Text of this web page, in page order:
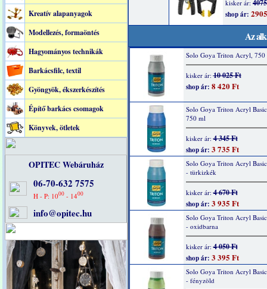
Kreatív alapanyagok
Modellezés, formaöntés
Hagyományos technikák
Barkácsfilc, textil
Gyöngyök, ékszerkészítés
Építő barkács csomagok
Könyvek, ötletek
OPITEC Webáruház
06-70-632 7575
H - P: 1000 - 1400
info@opitec.hu
Az
Solo Goya Triton Acryl, 750
kisker ár:10 025 Ft
shop ár: 8 420 Ft
Solo Goya Triton Acryl
750 ml
kisker ár:4 345 Ft
shop ár: 3 735 Ft
Solo Goya Triton Acryl
- türkizkék
kisker ár:4 670 Ft
shop ár: 3 935 Ft
Solo Goya Triton Acryl
- oxidbarna
kisker ár:4 050 Ft
shop ár: 3 395 Ft
Solo Goya Triton Acryl
- fényzöld